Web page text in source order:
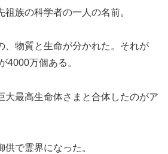
族の科学者の一人の名前。
、物質と生命が分かれた。それが
4000万個ある。
大最高生命体さまと合体したのがア
で霊界になった。